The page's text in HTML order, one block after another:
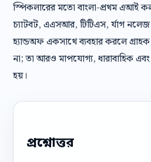
স্পিকলারের মতো বাংলা-প্রথম এআই
চ্যাটবট, এএসআর, টিটিএস, র্যাগ
হ্যান্ডঅফ একসাথে ব্যবহার করলে
না; তা আরও মাপযোগ্য, ধারাবাহিক
হয়।
প্রশ্নোত্তর